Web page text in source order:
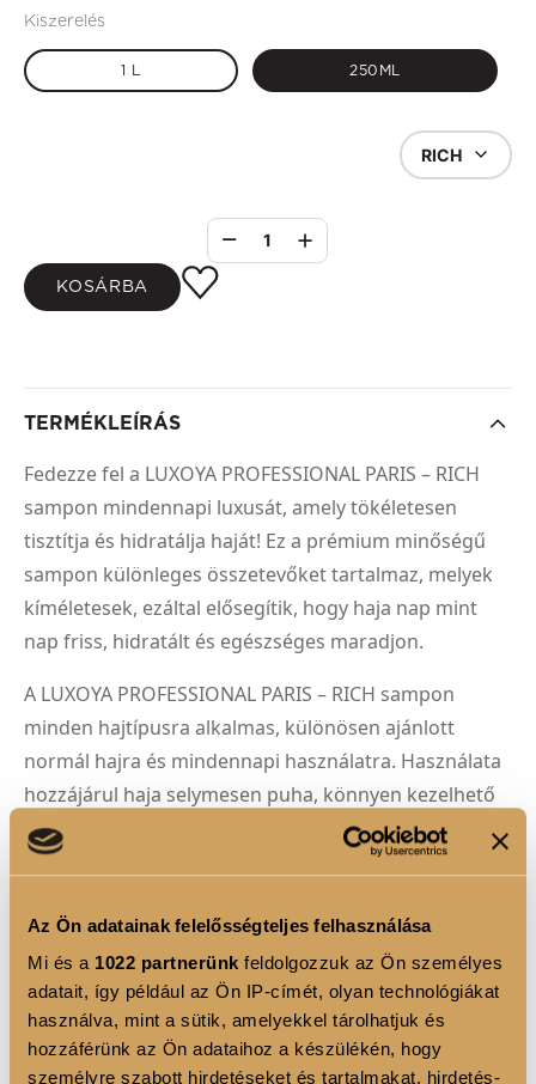
Az Ön adatainak felelősségteljes felhasználása
Mi és a 1022 partnerünk feldolgozzuk az Ön személyes
adatait, így például az Ön IP-címét, olyan technológiákat
használva, mint a sütik, amelyekkel tárolhatjuk és
hozzáférünk az Ön adataihoz a készülékén, hogy
személyre szabott hirdetéseket és tartalmakat, hirdetés-
Kiszerelés
1 L 250ML
RICH
1
KOSÁRBA
TERMÉKLEÍRÁS
Fedezze fel a LUXOYA PROFESSIONAL PARIS – RICH
sampon mindennapi luxusát, amely tökéletesen
tisztítja és hidratálja haját! Ez a prémium minőségű
sampon különleges összetevőket tartalmaz, melyek
kíméletesek, ezáltal elősegítik, hogy haja nap mint
nap friss, hidratált és egészséges maradjon.
A LUXOYA PROFESSIONAL PARIS – RICH sampon
minden hajtípusra alkalmas, különösen ajánlott
normál hajra és mindennapi használatra. Használata
hozzájárul haja selymesen puha, könnyen kezelhető
és ragyogó megjelenéséhez.
Élvezze a professzionális hajápolás luxusát
otthonában a LUXOYA PROFESSIONAL PARIS – RICH